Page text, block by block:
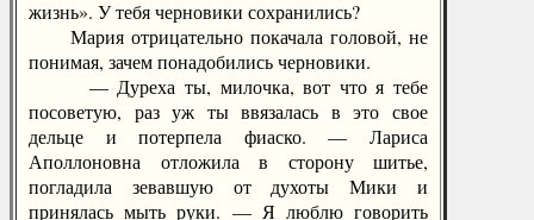
жизнь». У тебя черновики сохранились?
Мария отрицательно покачала головой, не
понимая, зачем понадобились черновики.
— Дуреха ты, милочка, вот что я тебе
посоветую, раз уж ты ввязалась в это свое
дельце и потерпела фиаско. — Лариса
Аполлоновна отложила в сторону шитье,
погладила зевавшую от духоты Мики и
принялась мыть руки. — Я люблю говорить